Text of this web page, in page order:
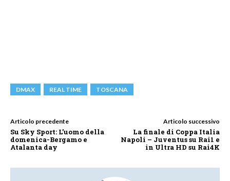
DMAX REAL TIME TOSCANA
Articolo precedente
Su Sky Sport: L’uomo della
domenica-Bergamo e
Atalanta day
Articolo successivo
La finale di Coppa Italia
Napoli – Juventus su Rai1 e
in Ultra HD su Rai4K